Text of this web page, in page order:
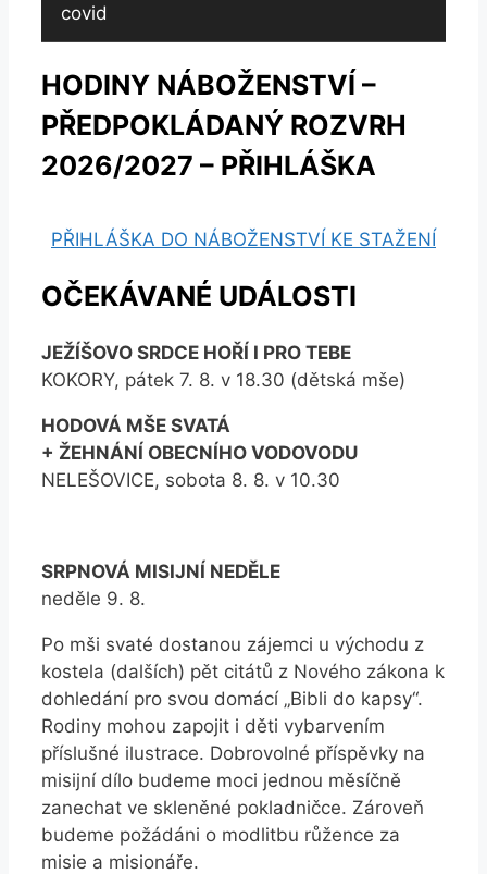
covid
HODINY NÁBOŽENSTVÍ –
PŘEDPOKLÁDANÝ ROZVRH
2026/2027 – PŘIHLÁŠKA
PŘIHLÁŠKA DO NÁBOŽENSTVÍ KE STAŽENÍ
OČEKÁVANÉ UDÁLOSTI
JEŽÍŠOVO SRDCE HOŘÍ I PRO TEBE
KOKORY, pátek 7. 8. v 18.30 (dětská mše)
HODOVÁ MŠE SVATÁ
+ ŽEHNÁNÍ OBECNÍHO VODOVODU
NELEŠOVICE, sobota 8. 8. v 10.30
SRPNOVÁ MISIJNÍ NEDĚLE
neděle 9. 8.
Po mši svaté dostanou zájemci u východu z
kostela (dalších) pět citátů z Nového zákona k
dohledání pro svou domácí „Bibli do kapsy“.
Rodiny mohou zapojit i děti vybarvením
příslušné ilustrace. Dobrovolné příspěvky na
misijní dílo budeme moci jednou měsíčně
zanechat ve skleněné pokladničce. Zároveň
budeme požádáni o modlitbu růžence za
misie a misionáře.